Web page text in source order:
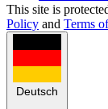
This site is
Policy and Terms
Deutsch